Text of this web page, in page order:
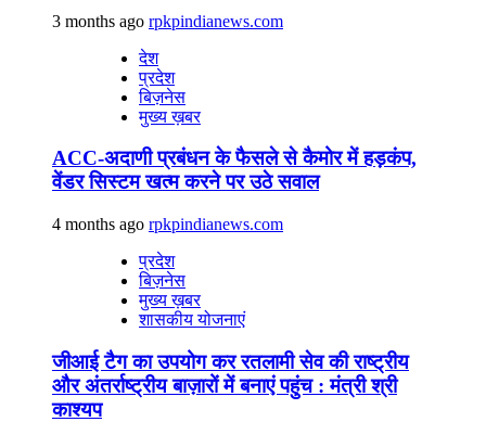
3 months ago rpkpindianews.com
देश
प्रदेश
बिज़नेस
मुख्य ख़बर
ACC-अदाणी प्रबंधन के फैसले से कैमोर में हड़कंप,
वेंडर सिस्टम खत्म करने पर उठे सवाल
4 months ago rpkpindianews.com
प्रदेश
बिज़नेस
मुख्य ख़बर
शासकीय योजनाएं
जीआई टैग का उपयोग कर रतलामी सेव की राष्ट्रीय
और अंतर्राष्ट्रीय बाज़ारों में बनाएं पहुंच : मंत्री श्री
काश्यप